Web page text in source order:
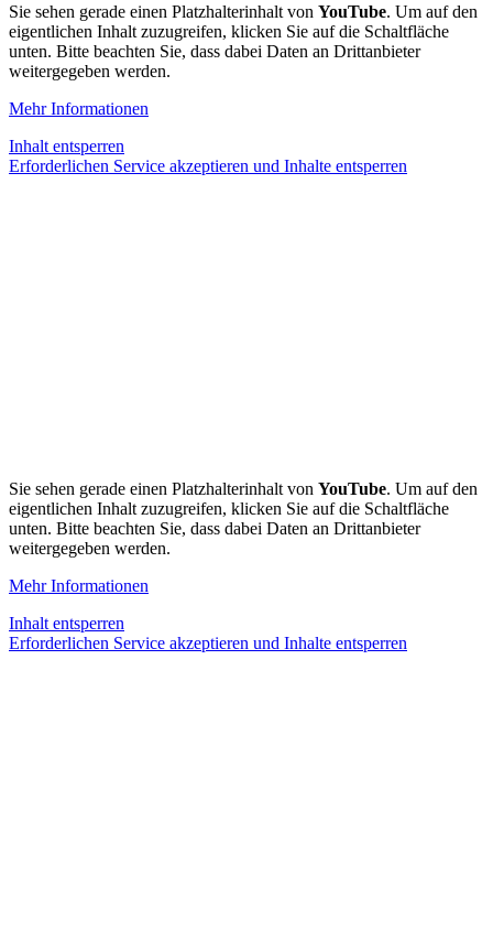
Sie sehen gerade einen Platzhalterinhalt von YouTube. Um auf den
eigentlichen Inhalt zuzugreifen, klicken Sie auf die Schaltfläche
unten. Bitte beachten Sie, dass dabei Daten an Drittanbieter
weitergegeben werden.
Mehr Informationen
Inhalt entsperren
Erforderlichen Service akzeptieren und Inhalte entsperren
Sie sehen gerade einen Platzhalterinhalt von YouTube. Um auf den
eigentlichen Inhalt zuzugreifen, klicken Sie auf die Schaltfläche
unten. Bitte beachten Sie, dass dabei Daten an Drittanbieter
weitergegeben werden.
Mehr Informationen
Inhalt entsperren
Erforderlichen Service akzeptieren und Inhalte entsperren